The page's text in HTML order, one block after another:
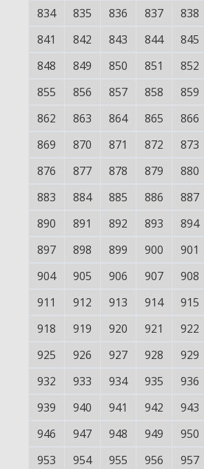
834 835 836 837 838
841
842 843 844 845
848
849 850 851 852
855
856 857 858 859
862
863 864 865 866
869
870 871 872 873
876
877 878 879 880
883
884 885 886 887
890
891 892 893 894
897
898 899 900 901
904
905 906 907 908
911
912 913 914 915
918
919 920 921 922
925
926 927 928 929
932
933 934 935 936
939
940 941 942 943
946
947 948 949 950
953
954 955 956 957